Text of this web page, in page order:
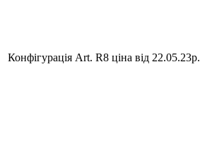
Конфігурація Art. R8 ціна від 22.05.23р.